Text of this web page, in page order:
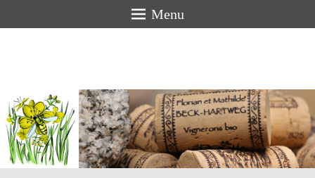
Menu
BECK-
HARTWEG
Vigneron bio en Alsace